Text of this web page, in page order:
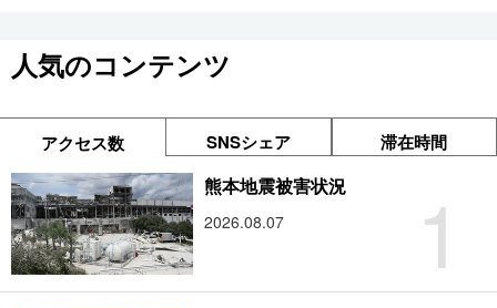
人気のコンテンツ
アクセス数 SNSシェア 滞在時間
1
熊本地震被害状況
2026.08.07